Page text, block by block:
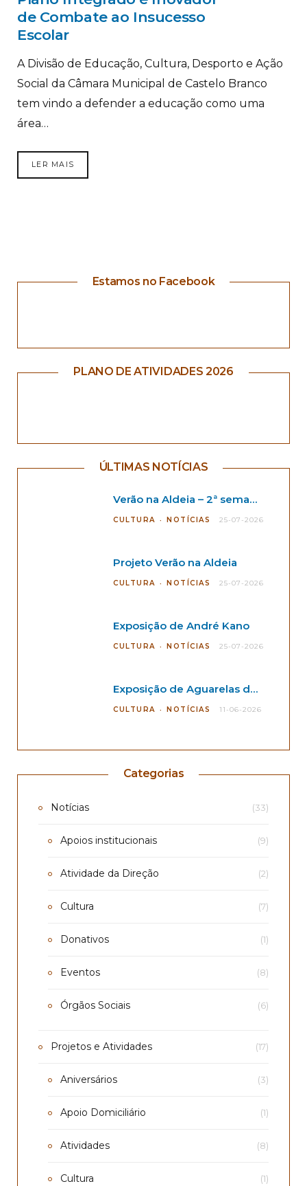
de Combate ao Insucesso
Escolar
A Divisão de Educação, Cultura, Desporto e Ação
Social da Câmara Municipal de Castelo Branco
tem vindo a defender a educação como uma
área…
LER MAIS
Estamos no Facebook
PLANO DE ATIVIDADES 2026
ÚLTIMAS NOTÍCIAS
Verão na Aldeia – 2ª semana
CULTURA NOTÍCIAS 25-07-2026
Projeto Verão na Aldeia
CULTURA NOTÍCIAS 25-07-2026
Exposição de André Kano
CULTURA NOTÍCIAS 25-07-2026
Exposição de Aguarelas de André Kano
CULTURA NOTÍCIAS 11-06-2026
Categorias
Notícias (33)
Apoios institucionais (9)
Atividade da Direção (2)
Cultura (7)
Donativos (1)
Eventos (8)
Órgãos Sociais (6)
Projetos e Atividades (17)
Aniversários (3)
Apoio Domiciliário (1)
Atividades (8)
Cultura (1)